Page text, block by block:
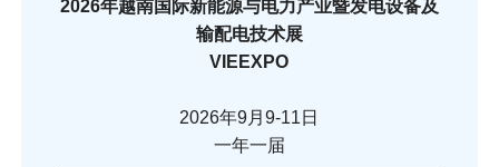
2026年越南国际新能源与电力产业暨发电设备及
输配电技术展
VIEEXPO
2026年9月9-11日
一年一届